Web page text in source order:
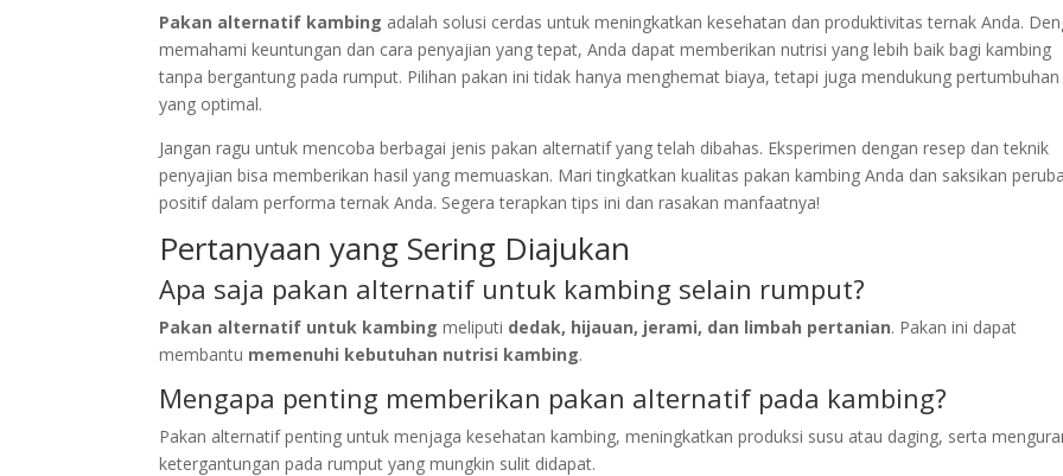
Pakan alternatif kambing adalah solusi cerdas untuk meningkatkan kesehatan dan produktivitas ternak Anda.
memahami keuntungan dan cara penyajian yang tepat, Anda dapat memberikan nutrisi yang lebih baik bagi kambing
tanpa bergantung pada rumput. Pilihan pakan ini tidak hanya menghemat biaya, tetapi juga mendukung pertumbuhan
yang optimal.
Jangan ragu untuk mencoba berbagai jenis pakan alternatif yang telah dibahas. Eksperimen dengan resep dan teknik
penyajian bisa memberikan hasil yang memuaskan. Mari tingkatkan kualitas pakan kambing Anda dan saksikan
positif dalam performa ternak Anda. Segera terapkan tips ini dan rasakan manfaatnya!
Pertanyaan yang Sering Diajukan
Apa saja pakan alternatif untuk kambing selain rumput?
Pakan alternatif untuk kambing meliputi dedak, hijauan, jerami, dan limbah pertanian. Pakan ini dapat
membantu memenuhi kebutuhan nutrisi kambing.
Mengapa penting memberikan pakan alternatif pada kambing?
Pakan alternatif penting untuk menjaga kesehatan kambing, meningkatkan produksi susu atau daging, serta
ketergantungan pada rumput yang mungkin sulit didapat.